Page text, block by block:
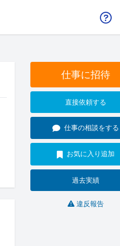
仕事に招待
直接依頼する
仕事の相談をする
お気に入り追加
過去実績
違反報告